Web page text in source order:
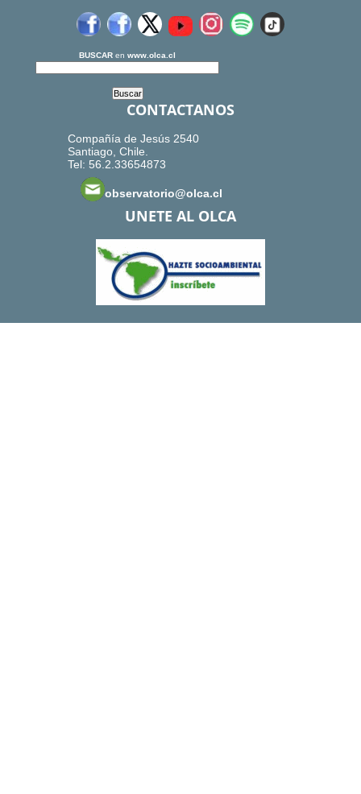
BUSCAR en www.olca.cl
CONTACTANOS
Compañía de Jesús 2540
Santiago, Chile.
Tel: 56.2.33654873
observatorio@olca.cl
UNETE AL OLCA